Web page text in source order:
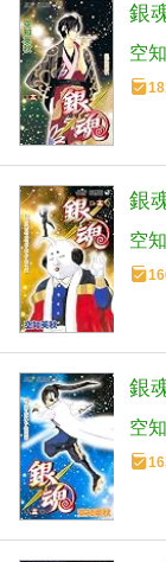
銀
空
銀
空
銀
空